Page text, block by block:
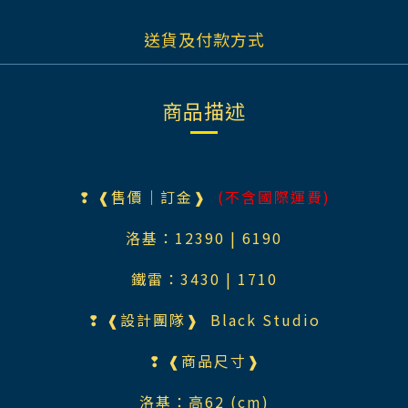
送貨及付款方式
商品描述
❢ ❰售價｜訂金❱ (不含國際運費)
洛基：12390 | 6190
鐵雷：3430 | 1710
❢ ❰設計團隊❱ Black Studio
❢ ❰商品尺寸❱
洛基：高62 (cm)